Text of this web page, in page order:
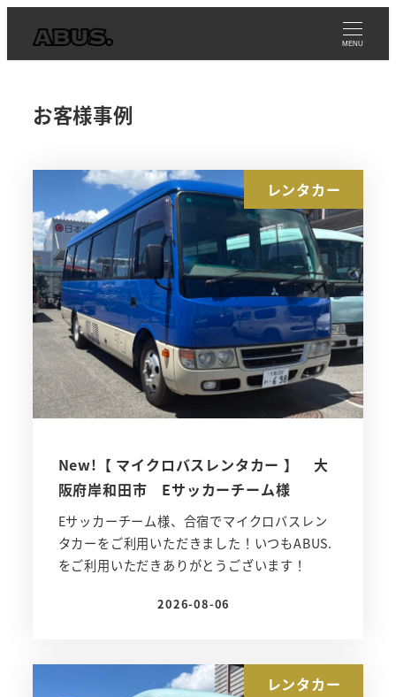
MENU
お客様事例
レンタカー
New!【 マイクロバスレンタカー 】 大
阪府岸和田市 Eサッカーチーム様
Eサッカーチーム様、合宿でマイクロバスレン
タカーをご利用いただきました！いつもABUS.
をご利用いただきありがとうございます！
投稿日
2026-08-06
レンタカー